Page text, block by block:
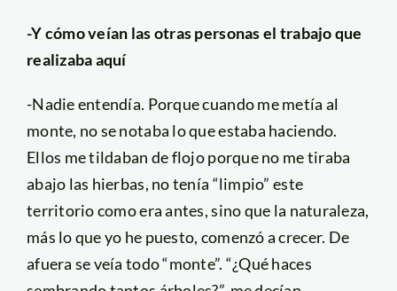
-Y cómo veían las otras personas el trabajo que
realizaba aquí
-Nadie entendía. Porque cuando me metía al
monte, no se notaba lo que estaba haciendo.
Ellos me tildaban de flojo porque no me tiraba
abajo las hierbas, no tenía “limpio” este
territorio como era antes, sino que la naturaleza,
más lo que yo he puesto, comenzó a crecer. De
afuera se veía todo “monte”. “¿Qué haces